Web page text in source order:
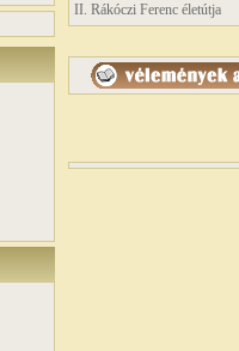
II. Rákóczi Ferenc életútja